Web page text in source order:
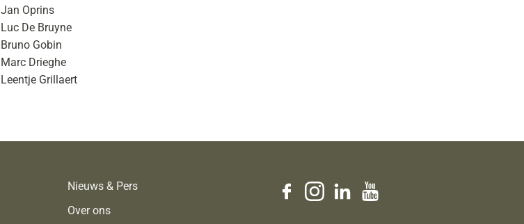
Jan Oprins
Luc De Bruyne
Bruno Gobin
Marc Drieghe
Leentje Grillaert
Nieuws & Pers
Over ons